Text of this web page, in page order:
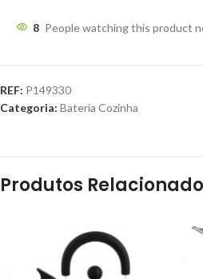
8 People watching this product
REF: P149330
Categoria: Bateria Cozinha
Produtos